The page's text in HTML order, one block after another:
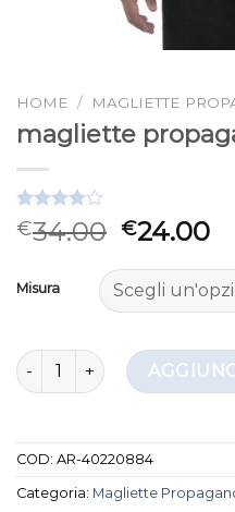
HOME / MAGLIETTE
magliette
Valutato
4.00su
3
recensioni
€34.00 €24.00
Misura
magliette propaganda
COD: AR-40220884
Categoria: Magliette